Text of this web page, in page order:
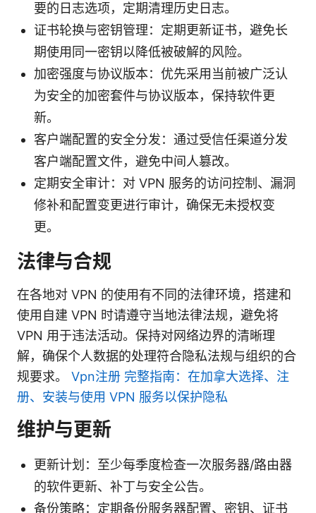
要的日志选项，定期清理历史日志。
证书轮换与密钥管理：定期更新证书，避免长
期使用同一密钥以降低被破解的风险。
加密强度与协议版本：优先采用当前被广泛认
为安全的加密套件与协议版本，保持软件更
新。
客户端配置的安全分发：通过受信任渠道分发
客户端配置文件，避免中间人篡改。
定期安全审计：对 VPN 服务的访问控制、漏洞
修补和配置变更进行审计，确保无未授权变
更。
法律与合规
在各地对 VPN 的使用有不同的法律环境，搭建和
使用自建 VPN 时请遵守当地法律法规，避免将
VPN 用于违法活动。保持对网络边界的清晰理
解，确保个人数据的处理符合隐私法规与组织的合
规要求。 Vpn注册 完整指南：在加拿大选择、注
册、安装与使用 VPN 服务以保护隐私
维护与更新
更新计划：至少每季度检查一次服务器/路由器
的软件更新、补丁与安全公告。
备份策略：定期备份服务器配置、密钥、证书